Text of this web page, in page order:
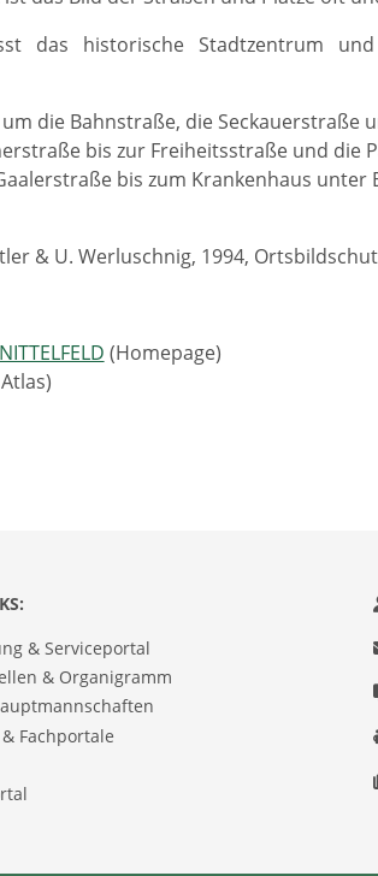
das historische Stadtzentrum
die Bahnstraße, die
bis zur Freiheitsstraße und die
bis zum Krankenhaus unter
& U. Werluschnig, 1994,
(Homepage)
& Serviceportal
& Organigramm
Fachportale